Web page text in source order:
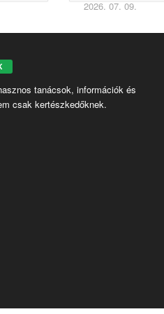
2026. 07. 09.
tanácsok, információk és
csak kertészkedőknek.